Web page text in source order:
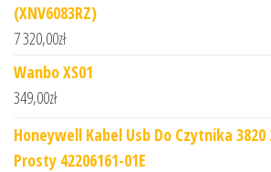
(XNV6083RZ)
7 320,00zł
Wanbo XS01
349,00zł
Honeywell Kabel Usb Do Czytnika 3820
Prosty 42206161-01E